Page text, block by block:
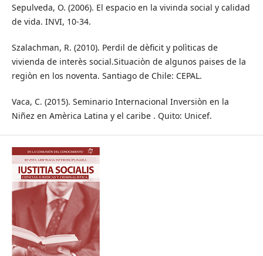
Sepulveda, O. (2006). El espacio en la vivinda social y calidad
de vida. INVI, 10-34.
Szalachman, R. (2010). Perdil de dèficit y polìticas de
vivienda de interès social.Situaciòn de algunos paises de la
regiòn en los noventa. Santiago de Chile: CEPAL.
Vaca, C. (2015). Seminario Internacional Inversiòn en la
Niñez en Amèrica Latina y el caribe . Quito: Unicef.